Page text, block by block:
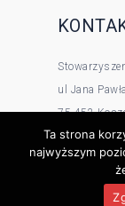
ul Jana
75-452
tel
e-mail:
Ta strona
najwyższym